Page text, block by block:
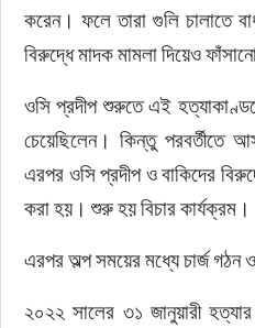
করেন। ফলে তারা গুলি চালাতে
বিরুদ্ধে মাদক মামলা দিয়েও
ওসি প্রদীপ শুরুতে এই
চেয়েছিলেন। কিন্তু
এরপর ওসি প্রদীপ ও বাকিদের
করা হয়। শুরু হয় বিচার কার্যক্রম।
এরপর অল্প সময়ের মধ্যে চার্জ গঠন
২০২২ সালের ৩১ জানুয়ারী